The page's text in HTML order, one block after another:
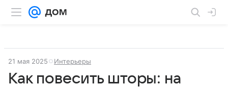
21 мая 2025 Интерьеры
Как повесить шторы: на